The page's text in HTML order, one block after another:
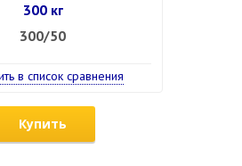
300 кг
300/50
в список сравнения
Купить